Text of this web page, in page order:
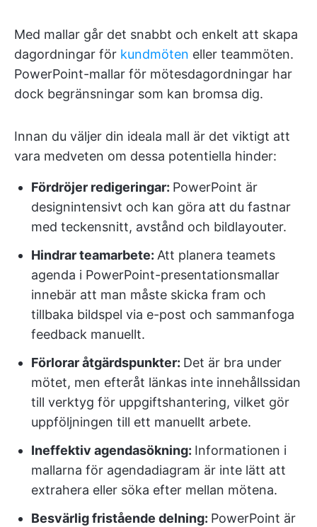
Med mallar går det snabbt och enkelt att skapa
dagordningar för kundmöten eller teammöten.
PowerPoint-mallar för mötesdagordningar har
dock begränsningar som kan bromsa dig.
Innan du väljer din ideala mall är det viktigt att
vara medveten om dessa potentiella hinder:
Fördröjer redigeringar: PowerPoint är
designintensivt och kan göra att du fastnar
med teckensnitt, avstånd och bildlayouter.
Hindrar teamarbete: Att planera teamets
agenda i PowerPoint-presentationsmallar
innebär att man måste skicka fram och
tillbaka bildspel via e-post och sammanfoga
feedback manuellt.
Förlorar åtgärdspunkter: Det är bra under
mötet, men efteråt länkas inte innehållssidan
till verktyg för uppgiftshantering, vilket gör
uppföljningen till ett manuellt arbete.
Ineffektiv agendasökning: Informationen i
mallarna för agendadiagram är inte lätt att
extrahera eller söka efter mellan mötena.
Besvärlig fristående delning: PowerPoint är